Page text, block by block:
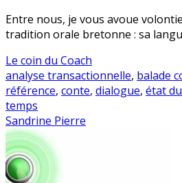
Entre nous, je vous avoue
tradition orale bretonne : sa
Le coin du Coach
analyse transactionnelle, balade
référence, conte, dialogue, état
temps
Sandrine Pierre